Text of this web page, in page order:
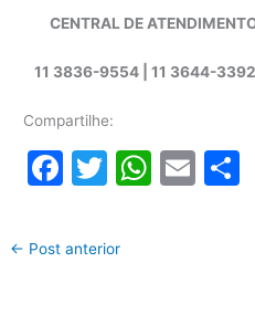
CENTRAL DE
11 3836-9554 | 11 3644-
Compartilhe:
F
c
T
itt
W E
← Post anterior